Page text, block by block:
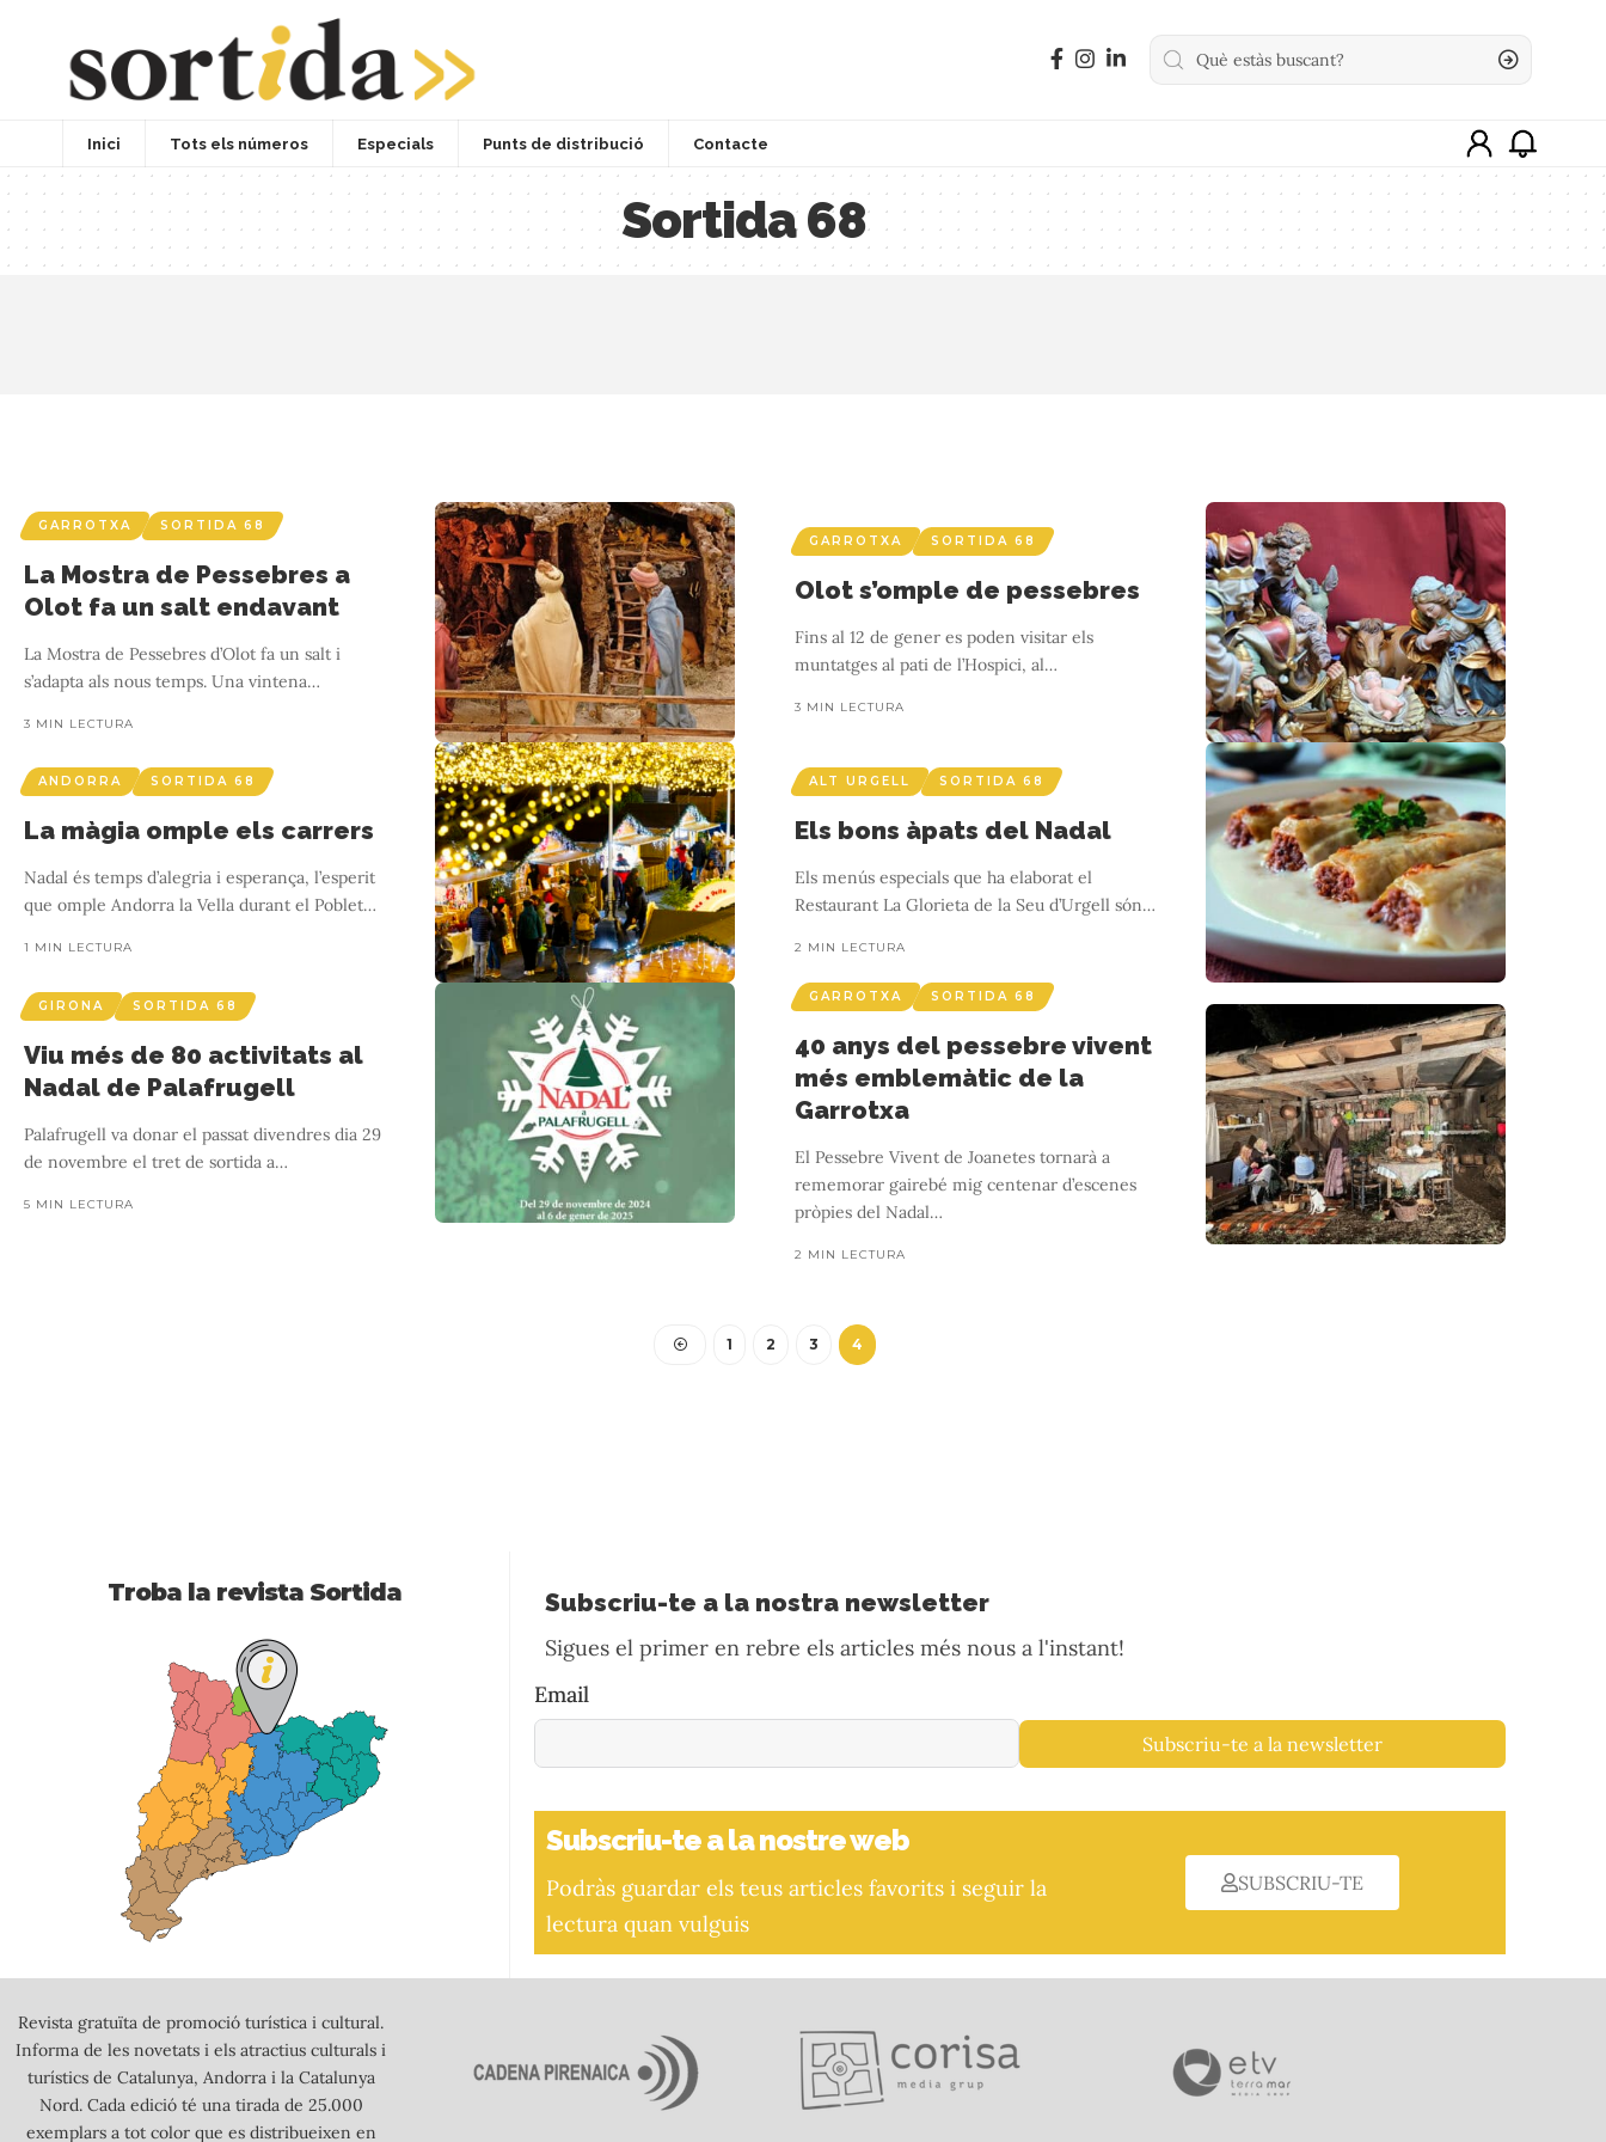
Inici Tots els números Especials Punts de distribució Contacte
Sortida 68
Banyoles un Estany i una vila llegendaris
GARROTXA SORTIDA 68
La Mostra de Pessebres a
Olot fa un salt endavant
La Mostra de Pessebres d’Olot fa un salt i
s’adapta als nous temps. Una vintena…
3 MIN LECTURA
GARROTXA SORTIDA 68
Olot s’omple de pessebres
Fins al 12 de gener es poden visitar els
muntatges al pati de l’Hospici, al…
3 MIN LECTURA
ANDORRA SORTIDA 68
La màgia omple els carrers
Nadal és temps d’alegria i esperança, l’esperit
que omple Andorra la Vella durant el Poblet…
1 MIN LECTURA
ALT URGELL SORTIDA 68
Els bons àpats del Nadal
Els menús especials que ha elaborat el
Restaurant La Glorieta de la Seu d’Urgell són…
2 MIN LECTURA
GIRONA SORTIDA 68
Viu més de 80 activitats al
Nadal de Palafrugell
Palafrugell va donar el passat divendres dia 29
de novembre el tret de sortida a…
5 MIN LECTURA
GARROTXA SORTIDA 68
40 anys del pessebre vivent
més emblemàtic de la
Garrotxa
El Pessebre Vivent de Joanetes tornarà a
rememorar gairebé mig centenar d’escenes
pròpies del Nadal…
2 MIN LECTURA
1 2 3 4
Troba la revista Sortida Subscriu-te a la nostra newsletter
Sigues el primer en rebre els articles més nous a l'instant!
Email
Subscriu-te a la newsletter
Subscriu-te a la nostre web
Podràs guardar els teus articles favorits i seguir la
lectura quan vulguis
SUBSCRIU-TE
Revista gratuïta de promoció turística i cultural.
Informa de les novetats i els atractius culturals i
turístics de Catalunya, Andorra i la Catalunya
Nord. Cada edició té una tirada de 25.000
exemplars a tot color que es distribueixen en